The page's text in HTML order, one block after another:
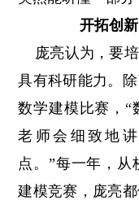
开拓创
庞亮认为，要培
具有科研能力。
数学建模比赛，“
老师会细致地
点。”每一年，
建模竞赛，庞亮